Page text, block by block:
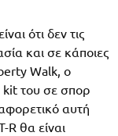
ότι δεν τις
και σε κάποιες
Walk, ο
kit του σε σπορ
αυτή
R θα είναι